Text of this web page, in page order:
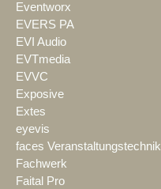
Eventworx
EVERS PA
EVI Audio
EVTmedia
EVVC
Exposive
Extes
eyevis
faces Veranstaltungstechnik
Fachwerk
Faital Pro